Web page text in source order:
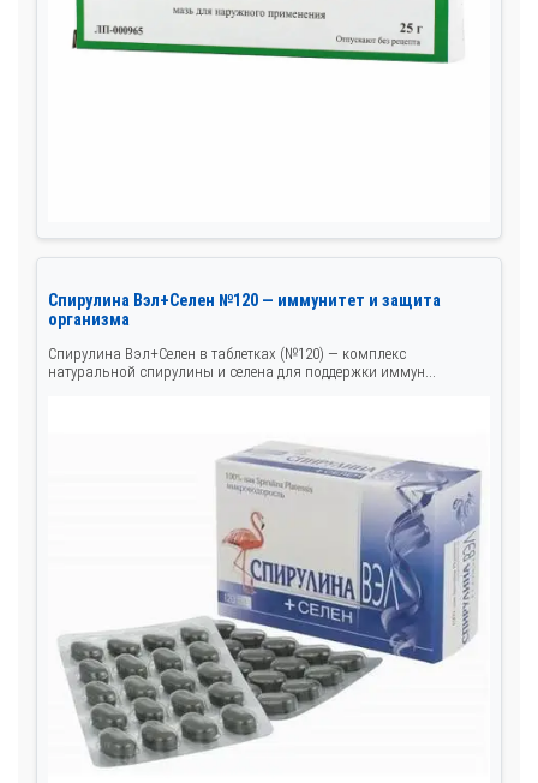
Спирулина Вэл+Селен №120 — иммунитет и защита
организма
Спирулина Вэл+Селен в таблетках (№120) — комплекс
натуральной спирулины и селена для поддержки иммун...